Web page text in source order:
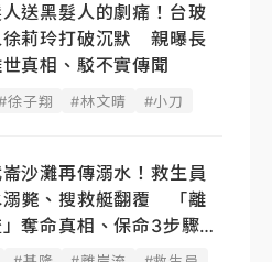
人送黑髮人的劇痛！台玻
徐莉玲打破沉默 親曝長
真相、駁不實傳聞
徐子翔 #林文晴 #小刀
沙灘再傳溺水！救生員
溺斃、搜救艇翻覆 「離
奪命真相、保命3步驟必